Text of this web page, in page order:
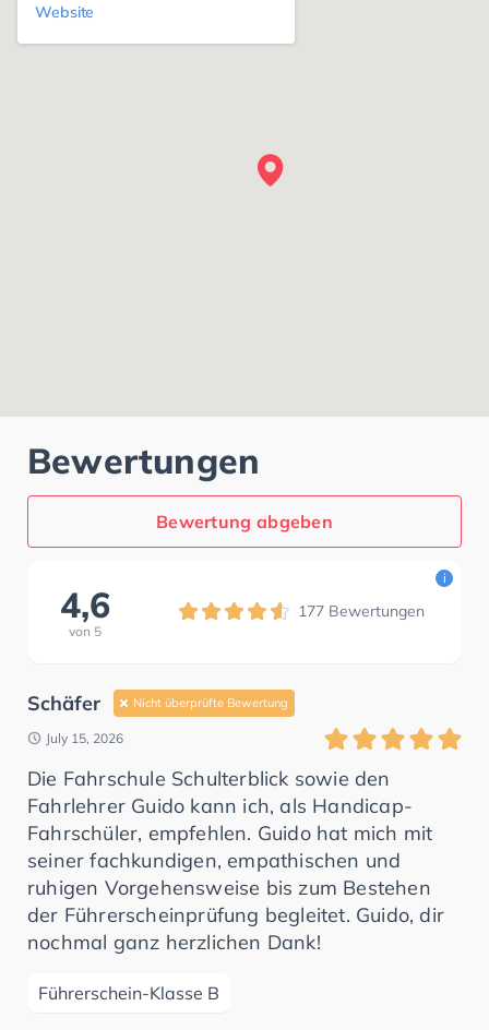
Website
Bewertungen
Bewertung abgeben
4,6
von 5
177 Bewertungen
i
Schäfer Nicht überprüfte Bewertung
July 15, 2026
Die Fahrschule Schulterblick sowie den
Fahrlehrer Guido kann ich, als Handicap-
Fahrschüler, empfehlen. Guido hat mich mit
seiner fachkundigen, empathischen und
ruhigen Vorgehensweise bis zum Bestehen
der Führerscheinprüfung begleitet. Guido, dir
nochmal ganz herzlichen Dank!
Führerschein-Klasse B